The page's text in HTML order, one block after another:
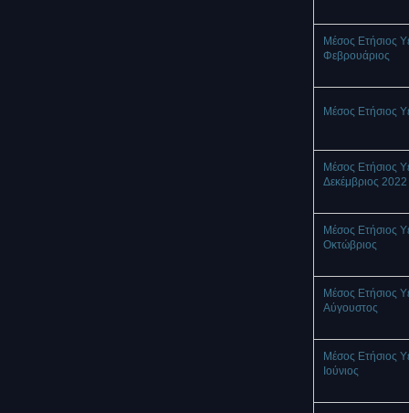
Μέσος Ετήσιος
Φεβρουάριος
Μέσος Ετήσιος
Μέσος Ετήσιος
Δεκέμβριος 2022
Μέσος Ετήσιος
Οκτώβριος
Μέσος Ετήσιος
Αύγουστος
Μέσος Ετήσιος
Ιούνιος